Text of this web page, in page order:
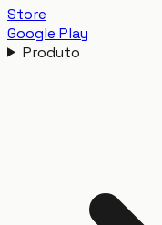
Store
Google Play
Produto